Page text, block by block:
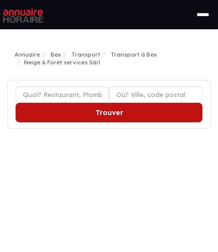
Annuaire Bex Transport
Transport à Bex
Neige & Forêt services Sàrl
Trouver